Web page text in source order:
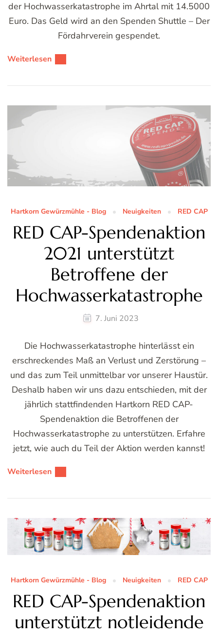
der Hochwasserkatastrophe im Ahrtal mit 14.5000
Euro. Das Geld wird an den Spenden Shuttle – Der
Fördahrverein gespendet.
Weiterlesen
Hartkorn Gewürzmühle - Blog Neuigkeiten RED CAP
RED CAP-Spendenaktion
2021 unterstützt
Betroffene der
Hochwasserkatastrophe
7. Juni 2023
Die Hochwasserkatastrophe hinterlässt ein
erschreckendes Maß an Verlust und Zerstörung –
und das zum Teil unmittelbar vor unserer Haustür.
Deshalb haben wir uns dazu entschieden, mit der
jährlich stattfindenden Hartkorn RED CAP-
Spendenaktion die Betroffenen der
Hochwasserkatastrophe zu unterstützen. Erfahre
jetzt, wie auch du Teil der Aktion werden kannst!
Weiterlesen
Hartkorn Gewürzmühle - Blog Neuigkeiten RED CAP
RED CAP-Spendenaktion
unterstützt notleidende